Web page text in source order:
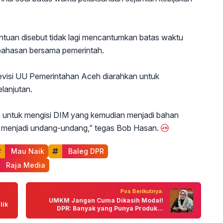
disebut tidak lagi mencantumkan batas waktu
bersama pemerintah.
UU Pemerintahan Aceh diarahkan untuk
mengisi DIM yang kemudian menjadi bahan
undang-undang,” tegas Bob Hasan.
Mau Naik
Baleg DPR
Raja Media
Pos Berikutnya:
UMKM Jangan Cuma Dikasih Modal!
DPR: Banyak yang Punya Produk...